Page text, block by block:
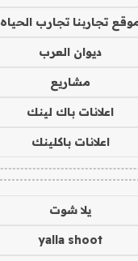
تجاربنا تجارب الحياه
ديوان العرب
مشاريع
اعلانات باك لينك
اعلانات باكلينك
يلا شوت
yalla shoot